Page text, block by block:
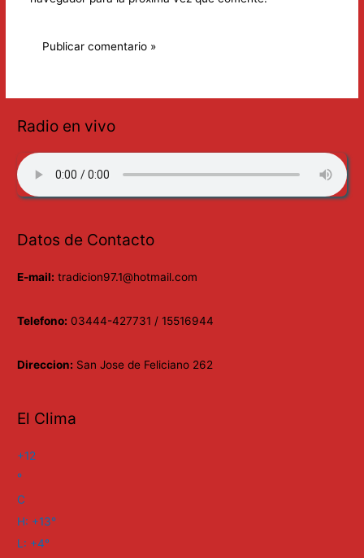
Radio en vivo
Datos de Contacto
E-mail: tradicion97.1@hotmail.com
Telefono: 03444-427731 / 15516944
Direccion: San Jose de Feliciano 262
El Clima
+12
°
C
H: +13°
L: +4°